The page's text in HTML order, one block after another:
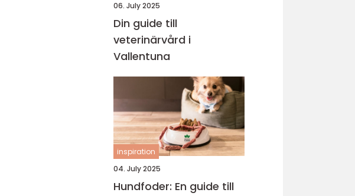
06. July 2025
Din guide till
veterinärvård i
Vallentuna
inspiration
04. July 2025
Hundfoder: En guide till